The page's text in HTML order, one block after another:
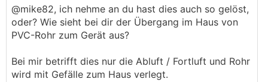
@mike82, ich nehme an du hast dies auch so gelöst,
oder? Wie sieht bei dir der Übergang im Haus von
PVC-Rohr zum Gerät aus?
Bei mir betrifft dies nur die Abluft / Fortluft und Rohr
wird mit Gefälle zum Haus verlegt.